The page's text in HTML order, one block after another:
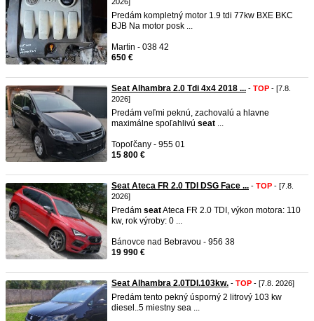
Predám kompletný motor 1.9 tdi 77kw BXE BKC
BJB Na motor posk ...
Martin - 038 42
650 €
Seat Alhambra 2.0 Tdi 4x4 2018 ... - TOP - [7.8.
2026]
Predám veľmi peknú, zachovalú a hlavne
maximálne spoľahlivú seat ...
Topoľčany - 955 01
15 800 €
Seat Ateca FR 2.0 TDI DSG Face ... - TOP - [7.8.
2026]
Predám seatAteca FR 2.0 TDI, výkon motora: 110
kw, rok výroby: 0 ...
Bánovce nad Bebravou - 956 38
19 990 €
Seat Alhambra 2.0TDI.103kw. - TOP - [7.8. 2026]
Predám tento pekný úsporný 2 litrový 103 kw
diesel..5 miestny sea ...